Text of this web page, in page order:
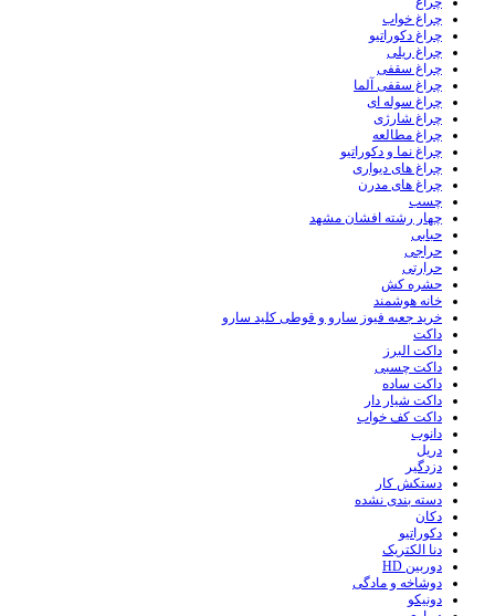
چراغ خواب
چراغ دکوراتیو
چراغ ریلی
چراغ سقفی
چراغ سقفی آلما
چراغ سوله ای
چراغ شارژی
چراغ مطالعه
چراغ نما و دکوراتیو
چراغ های دیواری
چراغ های مدرن
چسب
چهار رشته افشان مشهد
حبابی
حراجی
حرارتی
حشره کش
خانه هوشمند
خرید جعبه فیوز سارو و قوطی کلید سارو
داکت
داکت البرز
داکت چسبی
داکت ساده
داکت شیار دار
داکت کف خواب
دانوب
دریل
دزدگیر
دستکش کار
دسته بندی نشده
دکان
دکوراتیو
دنا الکتریک
دوربین HD
دوشاخه و مادگی
دونیکو